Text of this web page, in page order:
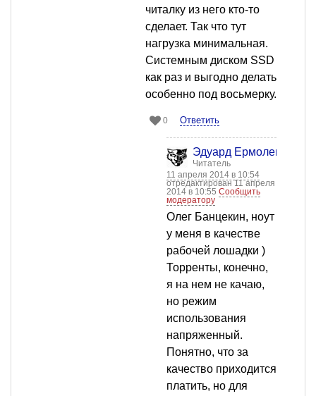
читалку из него кто-то
сделает. Так что тут
нагрузка минимальная.
Системным диском SSD
как раз и выгодно делать
особенно под восьмерку.
0 Ответить
Эдуард Ермоленко
Читатель
11 апреля 2014 в 10:54
отредактирован 11 апреля
2014 в 10:55 Сообщить
модератору
Олег Банцекин, ноут
у меня в качестве
рабочей лошадки )
Торренты, конечно,
я на нем не качаю,
но режим
использования
напряженный.
Понятно, что за
качество приходится
платить, но для